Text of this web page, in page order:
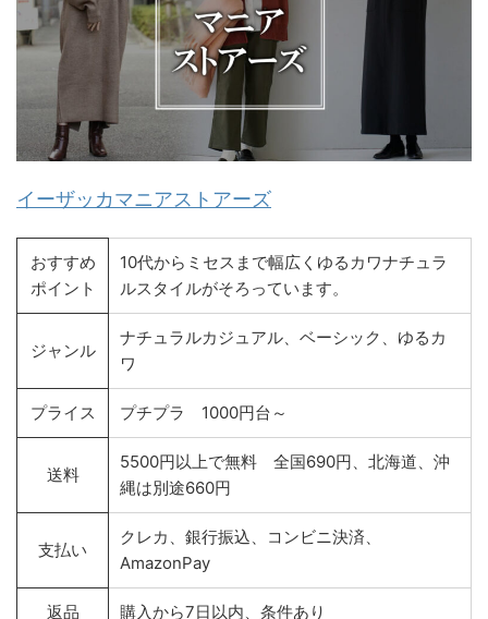
イーザッカマニアストアーズ
おすすめ
ポイント
10代からミセスまで幅広くゆるカワナチュラ
ルスタイルがそろっています。
ジャンル
ナチュラルカジュアル、ベーシック、ゆるカ
ワ
プライス プチプラ 1000円台～
送料
5500円以上で無料 全国690円、北海道、沖
縄は別途660円
支払い
クレカ、銀行振込、コンビニ決済、
AmazonPay
返品 購入から7日以内、条件あり